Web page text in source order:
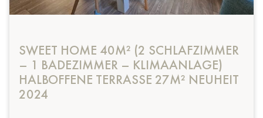
SWEET HOME 40M² (2 SCHLAFZIMMER
– 1 BADEZIMMER – KLIMAANLAGE)
HALBOFFENE TERRASSE 27M² NEUHEIT
2024